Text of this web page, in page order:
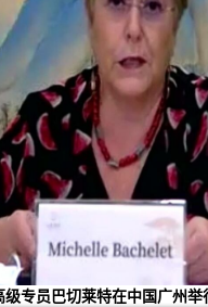
专员巴切莱特在中国广州举